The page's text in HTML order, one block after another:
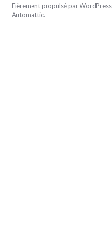
Fièrement propulsé par WordPress
Automattic.